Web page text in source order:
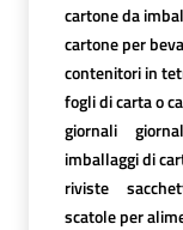
cartone da
cartone per
contenitori in
fogli di carta o
giornali
imballaggi di
riviste
scatole per